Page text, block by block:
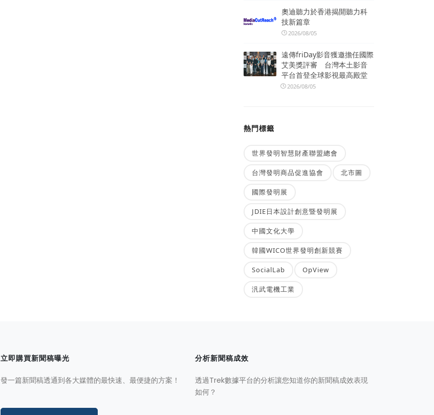
奧迪聽力於香港揭開聽力科
技新篇章
2026/08/05
遠傳friDay影音獲邀擔任國際
艾美獎評審 台灣本土影音
平台首登全球影視最高殿堂
2026/08/05
熱門標籤
世界發明智慧財產聯盟總會
台灣發明商品促進協會 北市圖
國際發明展
JDIE日本設計創意暨發明展
中國文化大學
韓國WICO世界發明創新競賽
SocialLab OpView
汎武電機工業
立即購買新聞稿曝光
發一篇新聞稿透通到各大媒體的最快速、最便捷的方案！
分析新聞稿成效
透過Trek數據平台的分析讓您知道你的新聞稿成效表現
如何？